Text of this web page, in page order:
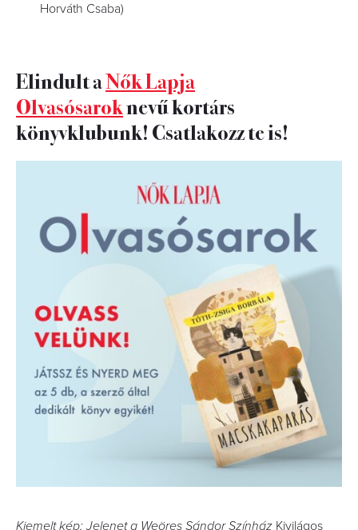
Horváth Csaba)
Elindult aNők Lapja
Olvasósaroknevű kortárs
könyvklubunk! Csatlakozz te is!
Kiemelt kép: Jelenet a Weöres Sándor Színház Kivilágos